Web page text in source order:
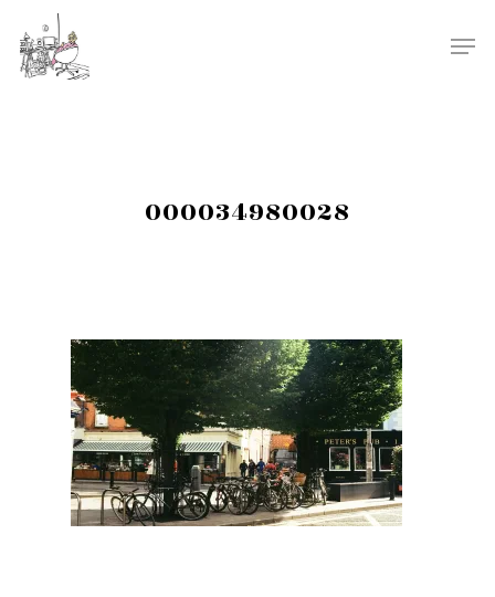
000034980028